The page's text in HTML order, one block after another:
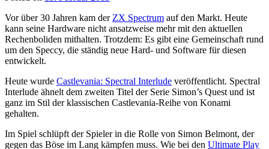
Vor über 30 Jahren kam derZX Spectrum auf den Markt. Heute
kann seine Hardware nicht ansatzweise mehr mit den aktuellen
Rechenboliden mithalten. Trotzdem: Es gibt eine Gemeinschaft rund
um den Speccy, die ständig neue Hard- und Software für diesen
entwickelt.
Heute wurde Castlevania: Spectral Interlude veröffentlicht. Spectral
Interlude ähnelt dem zweiten Titel der Serie Simon’s Quest und ist
ganz im Stil der klassischen Castlevania-Reihe von Konami
gehalten.
Im Spiel schlüpft der Spieler in die Rolle von Simon Belmont, der
gegen das Böse im Lang kämpfen muss. Wie bei den Ultimate Play